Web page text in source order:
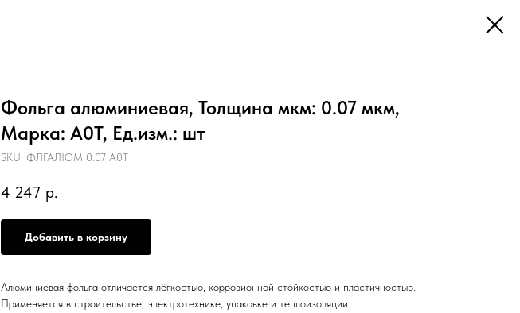
Фольга алюминиевая, Толщина мкм: 0.07 мкм,
Марка: А0Т, Ед.изм.: шт
SKU: ФЛГАЛЮМ 0.07 А0Т
4 247 р.
Добавить в корзину
Алюминиевая фольга отличается лёгкостью, коррозионной стойкостью и пластичностью.
Применяется в строительстве, электротехнике, упаковке и теплоизоляции.